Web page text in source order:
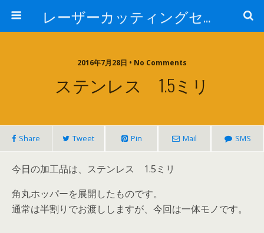
レーザーカッティングセンター 株式会社 中本鉄工所
2016年7月28日 • No Comments
ステンレス 1.5ミリ
Share Tweet Pin Mail SMS
今日の加工品は、ステンレス 1.5ミリ
角丸ホッパーを展開したものです。
通常は半割りでお渡ししますが、今回は一体モノです。